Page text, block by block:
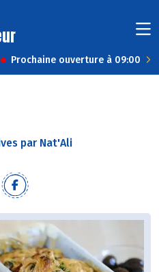
Prochaine ouverture à 09:00
par Nat'Ali